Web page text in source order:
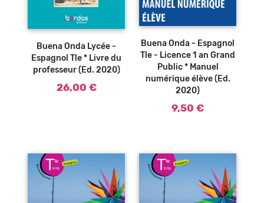
Ajouter au
Buena Onda Lycée -
Espagnol Tle * Livre du
professeur (Ed. 2020)
26,00 €
Ajouter au
Buena Onda - Espagnol
Tle - Licence 1 an Grand
Public * Manuel
numérique élève (Ed.
2020)
9,50 €